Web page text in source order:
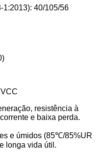
1:2013): 40/105/56
resistência à
e baixa perda.
e úmidos (85℃/85%UR
longa vida útil.